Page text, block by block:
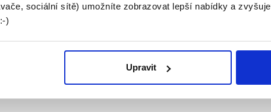
sociální sítě) umožníte zobrazovat lepší nabídky a
)
Upravit